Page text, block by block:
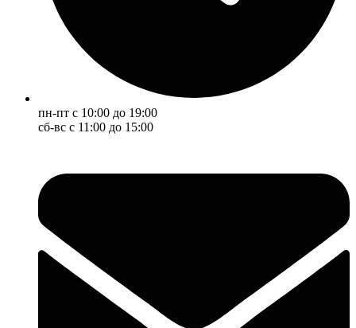
пн-пт с 10:00 до 19:00
сб-вс с 11:00 до 15:00